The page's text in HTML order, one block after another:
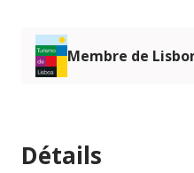
Membre de
Détails